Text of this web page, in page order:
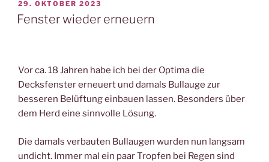
VERÖFFENTLICHT
AM
29. OKTOBER 2023
Fenster wieder erneuern
Vor ca. 18 Jahren habe ich bei der Optima die
Decksfenster erneuert und damals Bullauge zur
besseren Belüftung einbauen lassen. Besonders über
dem Herd eine sinnvolle Lösung.
Die damals verbauten Bullaugen wurden nun langsam
undicht. Immer mal ein paar Tropfen bei Regen sind